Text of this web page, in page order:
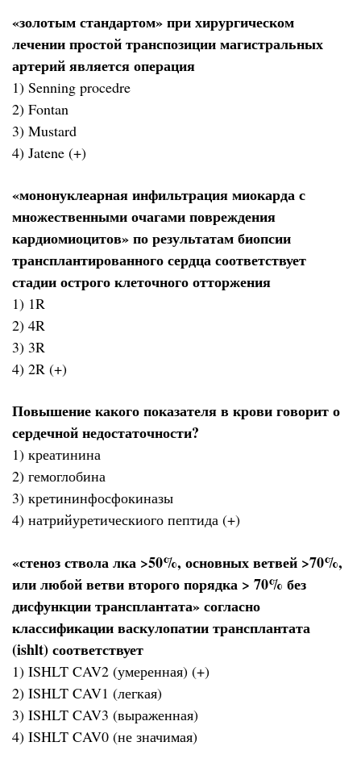
«золотым стандартом» при хирургическом
лечении простой транспозиции магистральных
артерий является операция
1) Senning procedre
2) Fontan
3) Mustard
4) Jatene (+)
«мононуклеарная инфильтрация миокарда с
множественными очагами повреждения
кардиомиоцитов» по результатам биопсии
трансплантированного сердца соответствует
стадии острого клеточного отторжения
1) 1R
2) 4R
3) 3R
4) 2R (+)
Повышение какого показателя в крови говорит о
сердечной недостаточности?
1) креатинина
2) гемоглобина
3) кретининфосфокиназы
4) натрийуретическиого пептида (+)
«стеноз ствола лка >50%, основных ветвей >70%,
или любой ветви второго порядка > 70% без
дисфункции трансплантата» согласно
классификации васкулопатии трансплантата
(ishlt) соответствует
1) ISHLT CAV2 (умеренная) (+)
2) ISHLT CAV1 (легкая)
3) ISHLT CAV3 (выраженная)
4) ISHLT CAV0 (не значимая)